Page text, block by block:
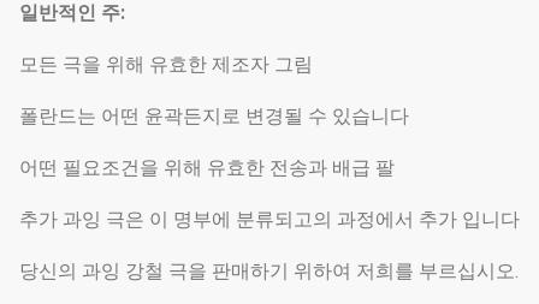
일반적인 주:
모든 극을 위해 유효한 제조자 그림
폴란드는 어떤 윤곽든지로 변경될 수 있습니다
어떤 필요조건을 위해 유효한 전송과 배급 팔
추가 과잉 극은 이 명부에 분류되고의 과정에서 추가 입니다
당신의 과잉 강철 극을 판매하기 위하여 저희를 부르십시오.